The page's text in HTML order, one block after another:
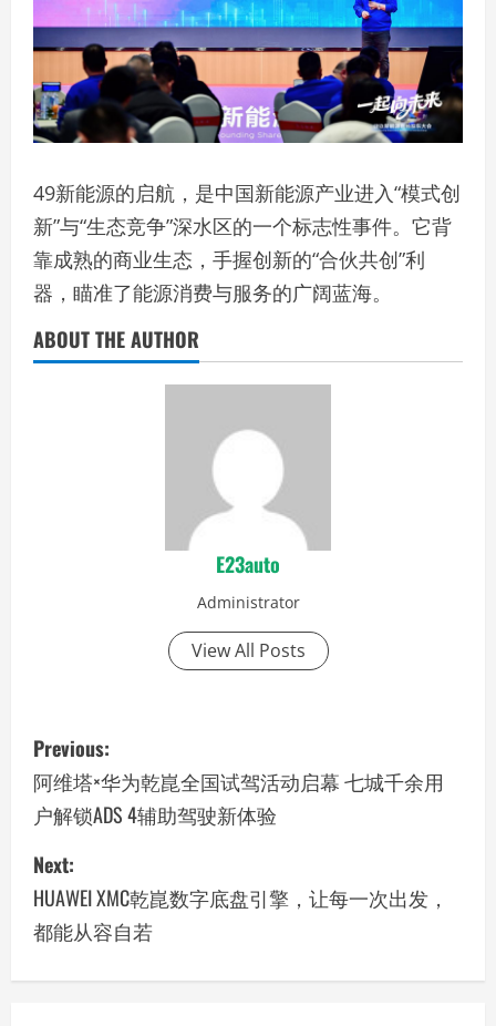
49新能源的启航，是中国新能源产业进入“模式创
新”与“生态竞争”深水区的一个标志性事件。它背
靠成熟的商业生态，手握创新的“合伙共创”利
器，瞄准了能源消费与服务的广阔蓝海。
ABOUT THE AUTHOR
E23auto
Administrator
View All Posts
P
o
s
t
n
a
Previous:
阿维塔×华为乾崑全国试驾活动启幕 七城千余用
户解锁ADS 4辅助驾驶新体验
Next:
HUAWEI XMC乾崑数字底盘引擎，让每一次出发，
都能从容自若